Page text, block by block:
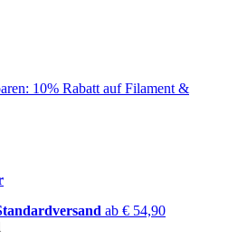
10% Rabatt auf Filament &
ab € 54,90